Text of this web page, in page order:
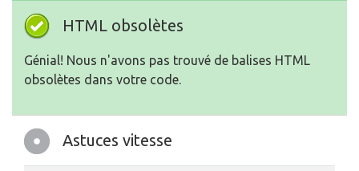
HTML obsolètes
Génial! Nous n'avons pas trouvé de balises HTML
obsolètes dans votre code.
Astuces vitesse